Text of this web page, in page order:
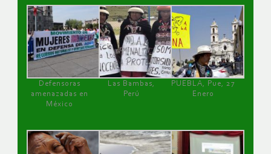
Defensoras
amenazadas en
México
Las Bambas,
Perú
PUEBLA, Pue, 27
Enero